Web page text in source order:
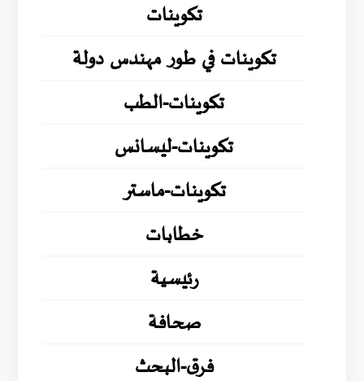
تكوينات
تكوينات في طور مهندس دولة
تكوينات-الطب
تكوينات-ليسانس
تكوينات-ماستر
خطابات
رئيسية
صحافة
فرق-البحث